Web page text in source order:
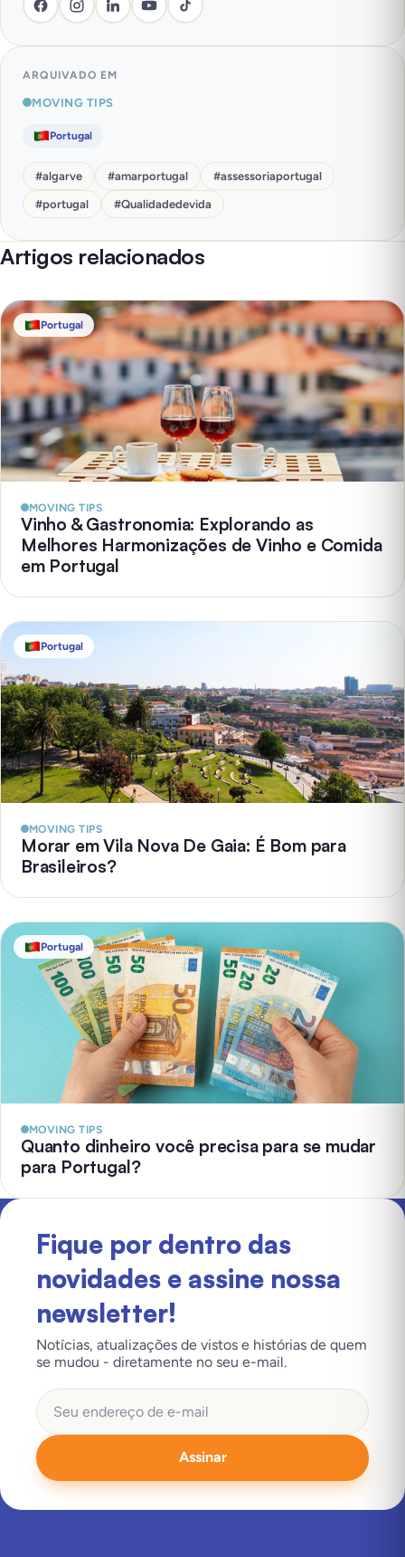
ARQUIVADO EM
MOVING TIPS
Portugal
#algarve #amarportugal #assessoriaportugal
#portugal #Qualidadedevida
Artigos relacionados
Portugal
MOVING TIPS
Vinho & Gastronomia: Explorando as
Melhores Harmonizações de Vinho e Comida
em Portugal
Portugal
MOVING TIPS
Morar em Vila Nova De Gaia: É Bom para
Brasileiros?
Portugal
MOVING TIPS
Quanto dinheiro você precisa para se mudar
para Portugal?
Fique por dentro das
novidades e assine nossa
newsletter!
Notícias, atualizações de vistos e histórias de quem
se mudou - diretamente no seu e-mail.
Assinar